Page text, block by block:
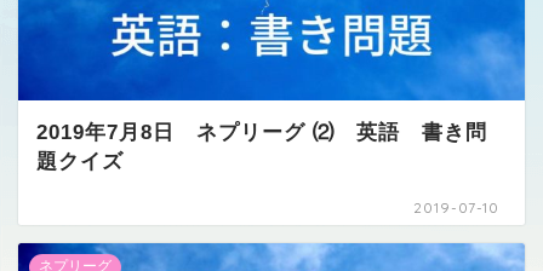
2019年7月8日 ネプリーグ ⑵ 英語 書き問
題クイズ
2019-07-10
ネプリーグ